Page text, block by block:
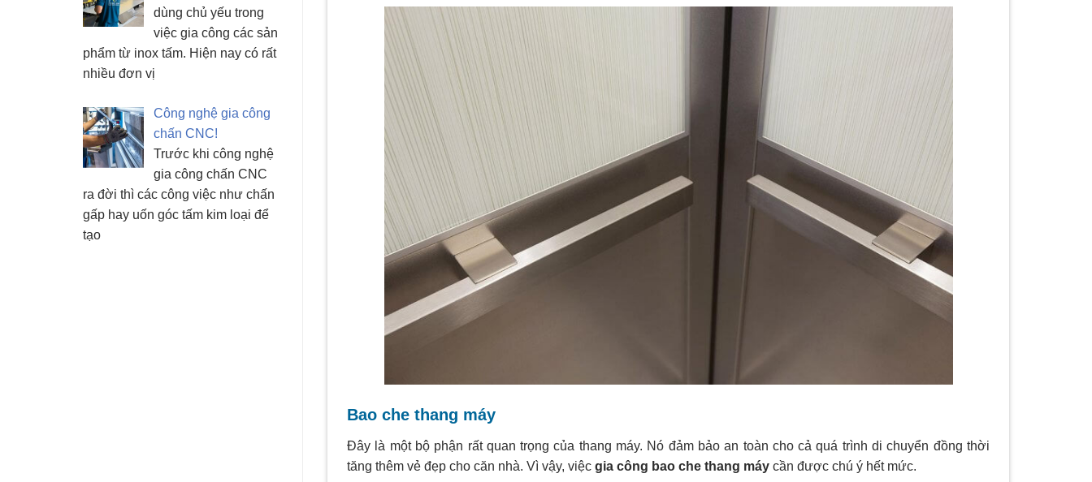
dùng chủ yếu trong
việc gia công các sản
phẩm từ inox tấm. Hiện nay có rất
nhiều đơn vị
Công nghệ gia công
chấn CNC!
Trước khi công nghệ
gia công chấn CNC
ra đời thì các công việc như chấn
gấp hay uốn góc tấm kim loại để
tạo
Bao che thang máy
Đây là một bộ phận rất quan trọng của thang máy. Nó đảm bảo an toàn cho cả quá trình di chuyển đồng thời
tăng thêm vẻ đẹp cho căn nhà. Vì vậy, việc gia công bao che thang máy cần được chú ý hết mức.